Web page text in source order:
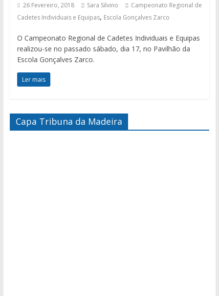
26 Fevereiro, 2018 Sara Silvino
Campeonato Regional de
Cadetes Individuais e Equipas, Escola Gonçalves Zarco
O Campeonato Regional de Cadetes Individuais e Equipas
realizou-se no passado sábado, dia 17, no Pavilhão da
Escola Gonçalves Zarco.
Ler mais
Capa Tribuna da Madeira